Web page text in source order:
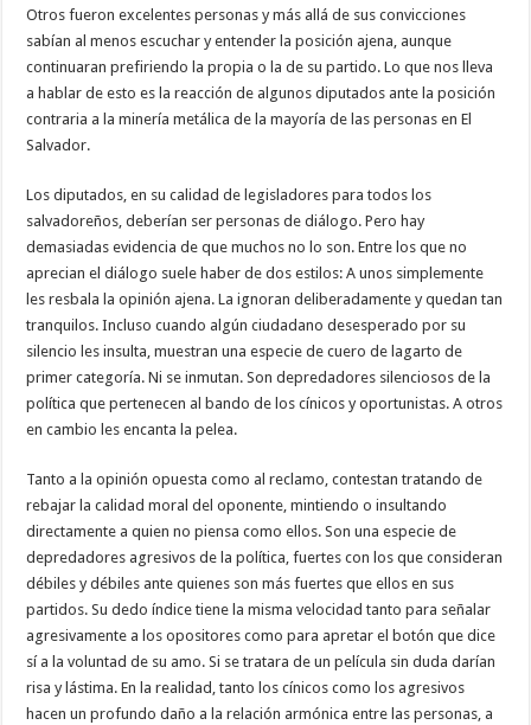
Otros fueron excelentes personas y más allá de sus convicciones
sabían al menos escuchar y entender la posición ajena, aunque
continuaran prefiriendo la propia o la de su partido. Lo que nos lleva
a hablar de esto es la reacción de algunos diputados ante la posición
contraria a la minería metálica de la mayoría de las personas en El
Salvador.
Los diputados, en su calidad de legisladores para todos los
salvadoreños, deberían ser personas de diálogo. Pero hay
demasiadas evidencia de que muchos no lo son. Entre los que no
aprecian el diálogo suele haber de dos estilos: A unos simplemente
les resbala la opinión ajena. La ignoran deliberadamente y quedan tan
tranquilos. Incluso cuando algún ciudadano desesperado por su
silencio les insulta, muestran una especie de cuero de lagarto de
primer categoría. Ni se inmutan. Son depredadores silenciosos de la
política que pertenecen al bando de los cínicos y oportunistas. A otros
en cambio les encanta la pelea.
Tanto a la opinión opuesta como al reclamo, contestan tratando de
rebajar la calidad moral del oponente, mintiendo o insultando
directamente a quien no piensa como ellos. Son una especie de
depredadores agresivos de la política, fuertes con los que consideran
débiles y débiles ante quienes son más fuertes que ellos en sus
partidos. Su dedo índice tiene la misma velocidad tanto para señalar
agresivamente a los opositores como para apretar el botón que dice
sí a la voluntad de su amo. Si se tratara de un película sin duda darían
risa y lástima. En la realidad, tanto los cínicos como los agresivos
hacen un profundo daño a la relación armónica entre las personas, a